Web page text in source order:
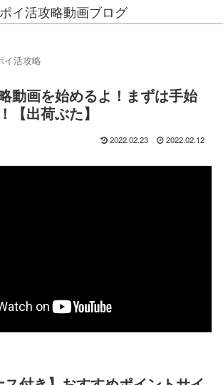
ポイ活攻略動画ブログ
イ活攻略
動画を始めるよ！まずは手始
【出荷ぶた】
2022.02.23 2022.02.12